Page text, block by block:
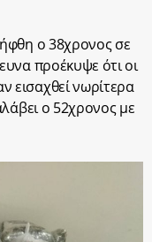
ο 38χρονος σε
προέκυψε ότι οι
εισαχθεί νωρίτερα
ο 52χρονος με